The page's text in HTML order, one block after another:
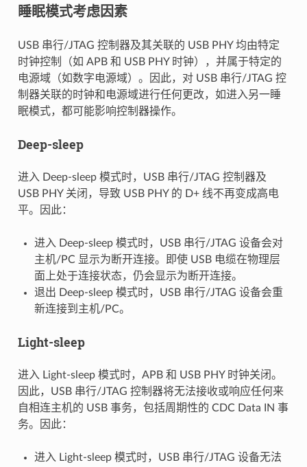
睡眠模式考虑因素
USB 串行/JTAG 控制器及其关联的 USB PHY 均由特定
时钟控制（如 APB 和 USB PHY 时钟），并属于特定的
电源域（如数字电源域）。因此，对 USB 串行/JTAG 控
制器关联的时钟和电源域进行任何更改，如进入另一睡
眠模式，都可能影响控制器操作。
Deep-sleep
进入 Deep-sleep 模式时，USB 串行/JTAG 控制器及
USB PHY 关闭，导致 USB PHY 的 D+ 线不再变成高电
平。因此：
进入 Deep-sleep 模式时，USB 串行/JTAG 设备会对
主机/PC 显示为断开连接。即使 USB 电缆在物理层
面上处于连接状态，仍会显示为断开连接。
退出 Deep-sleep 模式时，USB 串行/JTAG 设备会重
新连接到主机/PC。
Light-sleep
进入 Light-sleep 模式时，APB 和 USB PHY 时钟关闭。
因此，USB 串行/JTAG 控制器将无法接收或响应任何来
自相连主机的 USB 事务，包括周期性的 CDC Data IN 事
务。因此：
进入 Light-sleep 模式时，USB 串行/JTAG 设备无法